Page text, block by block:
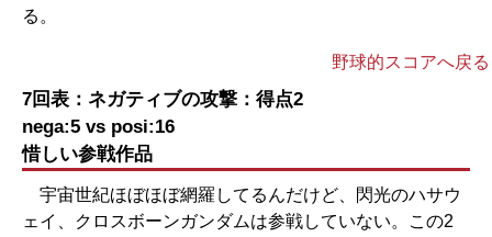
る。
野球的スコアへ戻る
7回表：ネガティブの攻撃：得点2
nega:5 vs posi:16
惜しい参戦作品
宇宙世紀ほぼほぼ網羅してるんだけど、閃光のハサウ
ェイ、クロスボーンガンダムは参戦していない。この2